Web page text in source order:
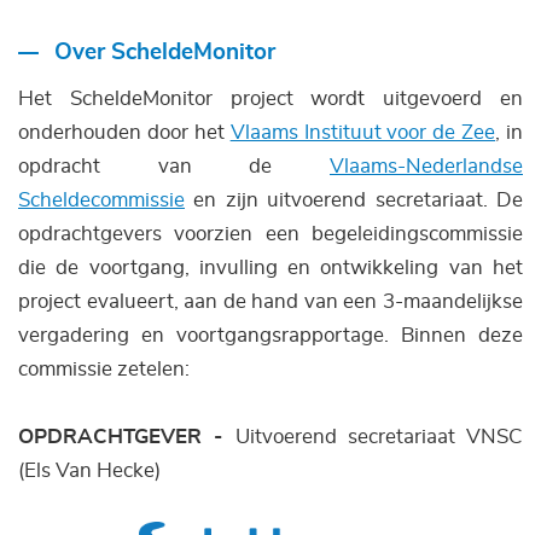
Over ScheldeMonitor
Het ScheldeMonitor project wordt uitgevoerd en
onderhouden door het Vlaams Instituut voor de Zee , in
opdracht van de Vlaams-Nederlandse
Scheldecommissie en zijn uitvoerend secretariaat. De
opdrachtgevers voorzien een begeleidingscommissie
die de voortgang, invulling en ontwikkeling van het
project evalueert, aan de hand van een 3-maandelijkse
vergadering en voortgangsrapportage. Binnen deze
commissie zetelen:
OPDRACHTGEVER - Uitvoerend secretariaat VNSC
(Els Van Hecke)